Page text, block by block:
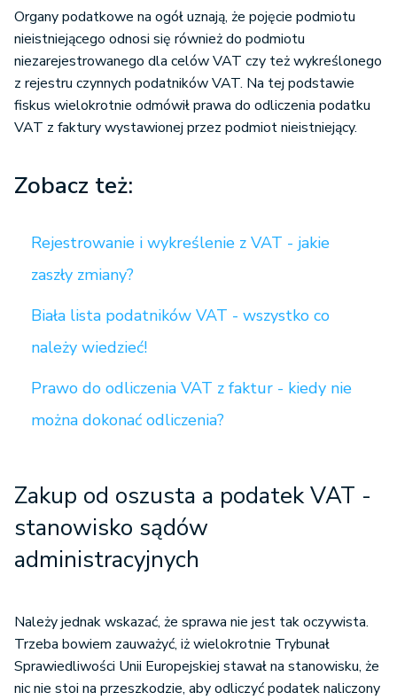
Organy podatkowe na ogół uznają, że pojęcie podmiotu
nieistniejącego odnosi się również do podmiotu
niezarejestrowanego dla celów VAT czy też wykreślonego
z rejestru czynnych podatników VAT. Na tej podstawie
fiskus wielokrotnie odmówił prawa do odliczenia podatku
VAT z faktury wystawionej przez podmiot nieistniejący.
Zobacz też:
Rejestrowanie i wykreślenie z VAT - jakie
zaszły zmiany?
Biała lista podatników VAT - wszystko co
należy wiedzieć!
Prawo do odliczenia VAT z faktur - kiedy nie
można dokonać odliczenia?
Zakup od oszusta a podatek VAT -
stanowisko sądów
administracyjnych
Należy jednak wskazać, że sprawa nie jest tak oczywista.
Trzeba bowiem zauważyć, iż wielokrotnie Trybunał
Sprawiedliwości Unii Europejskiej stawał na stanowisku, że
nic nie stoi na przeszkodzie, aby odliczyć podatek naliczony